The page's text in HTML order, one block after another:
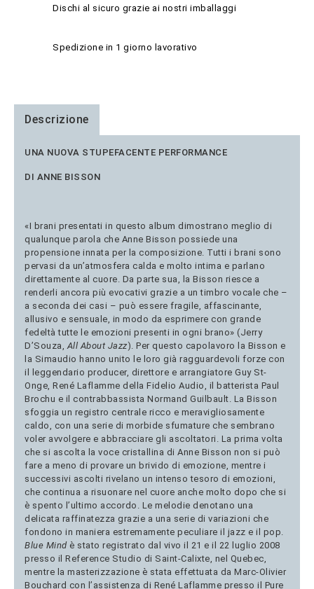
Dischi al sicuro grazie ai nostri imballaggi
Spedizione in 1 giorno lavorativo
Descrizione
UNA NUOVA STUPEFACENTE PERFORMANCE
DI ANNE BISSON
«I brani presentati in questo album dimostrano meglio di
qualunque parola che Anne Bisson possiede una
propensione innata per la composizione. Tutti i brani sono
pervasi da un’atmosfera calda e molto intima e parlano
direttamente al cuore. Da parte sua, la Bisson riesce a
renderli ancora più evocativi grazie a un timbro vocale che –
a seconda dei casi – può essere fragile, affascinante,
allusivo e sensuale, in modo da esprimere con grande
fedeltà tutte le emozioni presenti in ogni brano» (Jerry
D’Souza,All About Jazz). Per questo capolavoro la Bisson e
la Simaudio hanno unito le loro già ragguardevoli forze con
il leggendario producer, direttore e arrangiatore Guy St-
Onge, René Laflamme della Fidelio Audio, il batterista Paul
Brochu e il contrabbassista Normand Guilbault. La Bisson
sfoggia un registro centrale ricco e meravigliosamente
caldo, con una serie di morbide sfumature che sembrano
voler avvolgere e abbracciare gli ascoltatori. La prima volta
che si ascolta la voce cristallina di Anne Bisson non si può
fare a meno di provare un brivido di emozione, mentre i
successivi ascolti rivelano un intenso tesoro di emozioni,
che continua a risuonare nel cuore anche molto dopo che si
è spento l’ultimo accordo. Le melodie denotano una
delicata raffinatezza grazie a una serie di variazioni che
fondono in maniera estremamente peculiare il jazz e il pop.
Blue Mindè stato registrato dal vivo il 21 e il 22 luglio 2008
presso il Reference Studio di Saint-Calixte, nel Quebec,
mentre la masterizzazione è stata effettuata da Marc-Olivier
Bouchard con l’assistenza di René Laflamme presso il Pure